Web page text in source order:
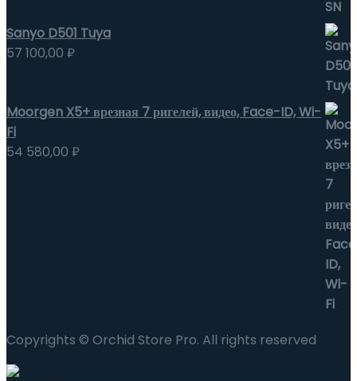
Sanyo D501 Tuya
57 100,00 ₽
Moorgen X5+ врезная 7 ригелей, видео, Face-ID, Wi-
Fi
54 580,00 ₽
Copyrights © Orchid Store Pro. All rights reserved